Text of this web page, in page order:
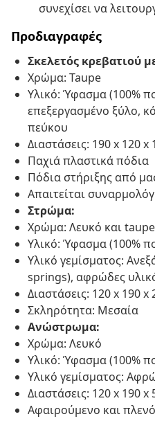
συνεχίσει να
Προδιαγραφές
Σκελετός κρεβατιού
Χρώμα: Taupe
Υλικό: Ύφασμα (100%
επεξεργασμένο ξύλο,
πεύκου
Διαστάσεις: 190 x 120
Παχιά πλαστικά πόδια
Πόδια στήριξης από
Απαιτείται
Στρώμα:
Χρώμα: Λευκό και taupe
Υλικό: Ύφασμα (100%
Υλικό γεμίσματος:
springs), αφρώδες
Διαστάσεις: 120 x 190
Σκληρότητα: Μεσαία
Ανώστρωμα:
Χρώμα: Λευκό
Υλικό: Ύφασμα (100%
Υλικό γεμίσματος:
Διαστάσεις: 120 x 190
Αφαιρούμενο και